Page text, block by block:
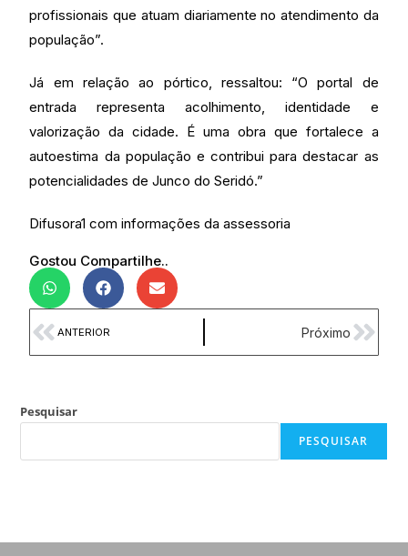
profissionais que atuam diariamente no atendimento da
população”.
Já em relação ao pórtico, ressaltou: “O portal de
entrada representa acolhimento, identidade e
valorização da cidade. É uma obra que fortalece a
autoestima da população e contribui para destacar as
potencialidades de Junco do Seridó.”
Difusora1 com informações da assessoria
Gostou Compartilhe..
ANTERIOR Próximo
Pesquisar
PESQUISAR